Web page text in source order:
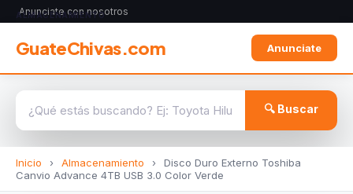
Anunciate con nosotros
GuateChivas.com Anunciate
🔍 Buscar
Inicio › Almacenamiento ›
Disco Duro Externo Toshiba
Canvio Advance 4TB USB 3.0 Color Verde
ALMACENAMIENTO